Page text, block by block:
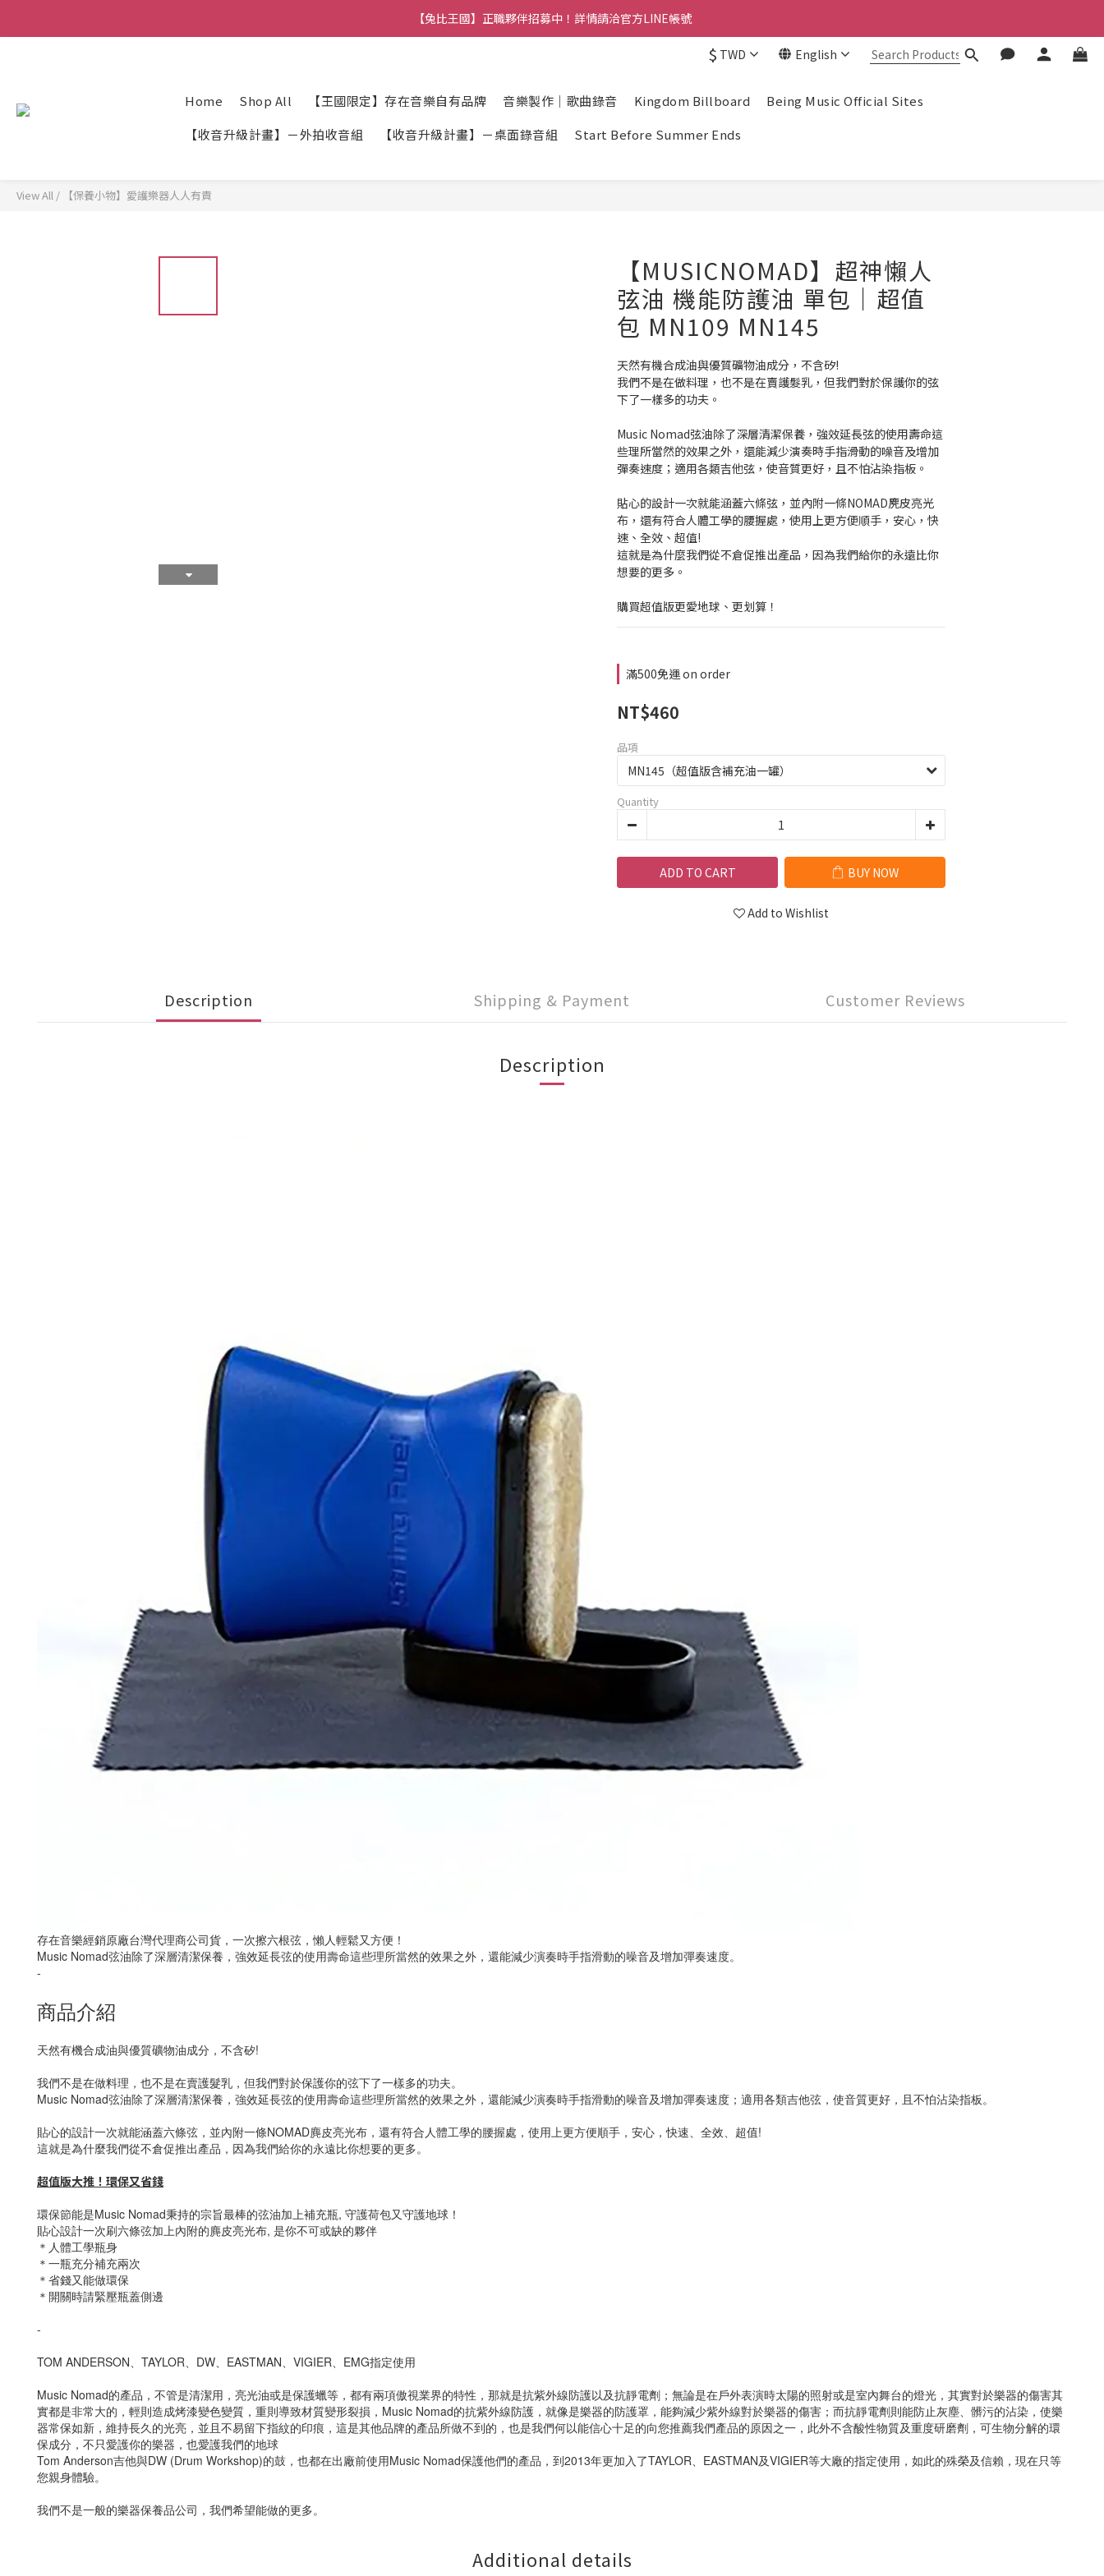
【兔比王國公告】新加入的冒險者，註冊會員即可立馬享有300元購物金！
【兔比王國公告】新加入的冒險者，註冊會員即可立馬享有300元購物金！
$ TWD English
Home Shop All 【王國限定】存在音樂自有品牌 音樂製作｜歌曲錄音 Kingdom Billboard
Being Music Official Sites
【收音升級計畫】－外拍收音組
【收音升級計畫】－桌面錄音組 Start Before Summer Ends
View All / 【保養小物】愛護樂器人人有責
【MUSICNOMAD】超神懶人
弦油 機能防護油 單包｜超值
包 MN109 MN145
天然有機合成油與優質礦物油成分，不含矽!
我們不是在做料理，也不是在賣護髮乳，但我們對於保護你的弦
下了一樣多的功夫。
Music Nomad弦油除了深層清潔保養，強效延長弦的使用壽命這
些理所當然的效果之外，還能減少演奏時手指滑動的噪音及增加
彈奏速度；適用各類吉他弦，使音質更好，且不怕沾染指板。
貼心的設計一次就能涵蓋六條弦，並內附一條NOMAD麂皮亮光
布，還有符合人體工學的腰握處，使用上更方便順手，安心，快
速、全效、超值!
這就是為什麼我們從不倉促推出產品，因為我們給你的永遠比你
想要的更多。
購買超值版更愛地球、更划算！
滿500免運 on order
NT$460
品項
Quantity
ADD TO CART BUY NOW
Add to Wishlist
Description Shipping & Payment Customer Reviews
Description
存在音樂經銷原廠台灣代理商公司貨，一次擦六根弦，懶人輕鬆又方便！
Music Nomad弦油除了深層清潔保養，強效延長弦的使用壽命這些理所當然的效果之外，還能減少演奏時手指滑動的噪音及增加彈奏速度。
-
商品介紹
天然有機合成油與優質礦物油成分，不含矽!
我們不是在做料理，也不是在賣護髮乳，但我們對於保護你的弦下了一樣多的功夫。
Music Nomad弦油除了深層清潔保養，強效延長弦的使用壽命這些理所當然的效果之外，還能減少演奏時手指滑動的噪音及增加彈奏速度；適用各類吉他弦，使音質更好，且不怕沾染指板。
貼心的設計一次就能涵蓋六條弦，並內附一條NOMAD麂皮亮光布，還有符合人體工學的腰握處，使用上更方便順手，安心，快速、全效、超值!
這就是為什麼我們從不倉促推出產品，因為我們給你的永遠比你想要的更多。
超值版大推！環保又省錢
環保節能是Music Nomad秉持的宗旨最棒的弦油加上補充瓶, 守護荷包又守護地球！
貼心設計一次刷六條弦加上內附的麂皮亮光布, 是你不可或缺的夥伴
＊人體工學瓶身
＊一瓶充分補充兩次
＊省錢又能做環保
＊開關時請緊壓瓶蓋側邊
-
TOM ANDERSON、TAYLOR、DW、EASTMAN、VIGIER、EMG指定使用
Music Nomad的產品，不管是清潔用，亮光油或是保護蠟等，都有兩項傲視業界的特性，那就是抗紫外線防護以及抗靜電劑；無論是在戶外表演時太陽的照射或是室內舞台的燈光，其實對於樂器的傷害其
實都是非常大的，輕則造成烤漆變色變質，重則導致材質變形裂損，Music Nomad的抗紫外線防護，就像是樂器的防護罩，能夠減少紫外線對於樂器的傷害；而抗靜電劑則能防止灰塵、髒污的沾染，使樂
器常保如新，維持長久的光亮，並且不易留下指紋的印痕，這是其他品牌的產品所做不到的，也是我們何以能信心十足的向您推薦我們產品的原因之一，此外不含酸性物質及重度研磨劑，可生物分解的環
保成分，不只愛護你的樂器，也愛護我們的地球
Tom Anderson吉他與DW (Drum Workshop)的鼓，也都在出廠前使用Music Nomad保護他們的產品，到2013年更加入了TAYLOR、EASTMAN及VIGIER等大廠的指定使用，如此的殊榮及信賴，現在只等
您親身體驗。
我們不是一般的樂器保養品公司，我們希望能做的更多。
Additional details